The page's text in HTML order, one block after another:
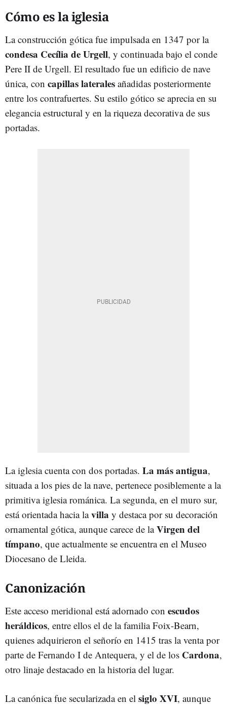
Cómo es la iglesia
La construcción gótica fue impulsada en 1347 por la
condesa Cecília de Urgell, y continuada bajo el conde
Pere II de Urgell. El resultado fue un edificio de nave
única, con capillas laterales añadidas posteriormente
entre los contrafuertes. Su estilo gótico se aprecia en su
elegancia estructural y en la riqueza decorativa de sus
portadas.
La iglesia cuenta con dos portadas. La más antigua,
situada a los pies de la nave, pertenece posiblemente a la
primitiva iglesia románica. La segunda, en el muro sur,
está orientada hacia lavilla y destaca por su decoración
ornamental gótica, aunque carece de laVirgen del
tímpano, que actualmente se encuentra en el Museo
Diocesano de Lleida.
Canonización
Este acceso meridional está adornado con escudos
heráldicos, entre ellos el de la familia Foix-Bearn,
quienes adquirieron el señorío en 1415 tras la venta por
parte de Fernando I de Antequera, y el de los Cardona,
otro linaje destacado en la historia del lugar.
La canónica fue secularizada en el siglo XVI, aunque